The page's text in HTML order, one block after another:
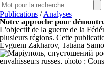
Publications /Analyses
Notre approche pour
L'objectif de la guerre de la
plusieurs régions. Cette
Evgueni Zakharov, Tatiana